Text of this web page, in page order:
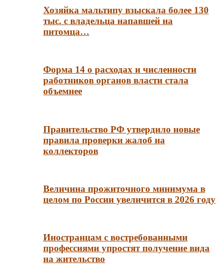
Хозяйка мальтипу взыскала более 130
тыс. с владельца напавшей на
питомца…
Форма 14 о расходах и численности
работников органов власти стала
объемнее
Правительство РФ утвердило новые
правила проверки жалоб на
коллекторов
Величина прожиточного минимума в
целом по России увеличится в 2026 году
Иностранцам с востребованными
профессиями упростят получение вида
на жительство